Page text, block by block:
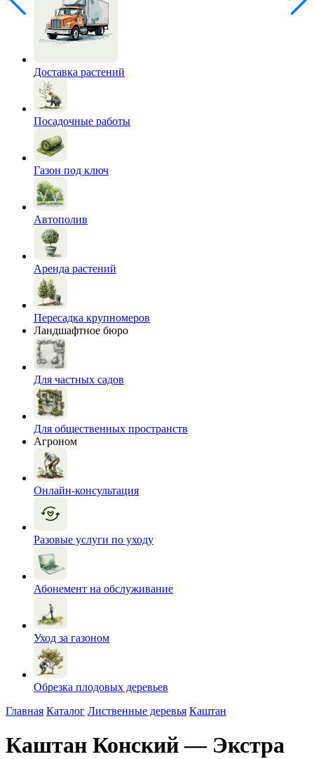
Доставка растений
Посадочные работы
Газон под ключ
Автополив
Аренда растений
Пересадка крупномеров
Ландшафтное бюро
Для частных садов
Для общественных пространств
Агроном
Онлайн-консультация
Разовые услуги по уходу
Абонемент на обслуживание
Уход за газоном
Обрезка плодовых деревьев
Главная Каталог Лиственные деревья Каштан
Каштан Конский — Экстра